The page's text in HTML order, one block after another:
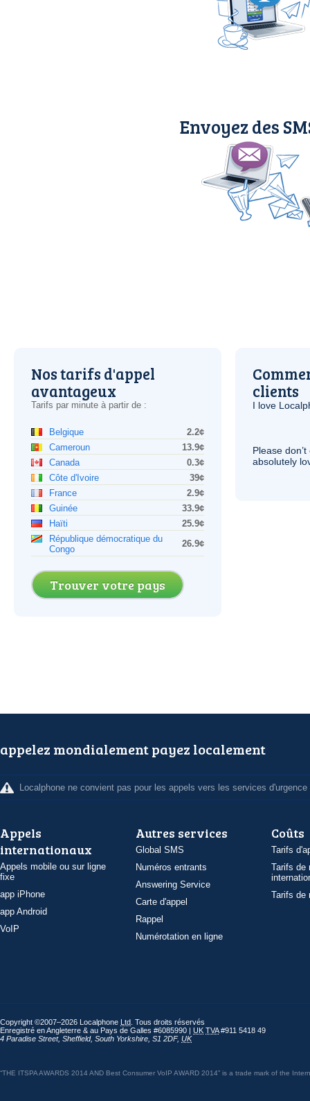
Envoyez des
Nos tarifs d'appel
avantageux
Tarifs par minute à partir de :
Belgique
2.2¢
Cameroun
13.9¢
Canada
0.3¢
Côte d'Ivoire
39¢
France
2.9¢
Guinée
33.9¢
Haïti
25.9¢
République démocratique du
Congo
26.9¢
Trouver votre pays
clients
I love
Please
absolutely
appelez mondialement payez localement
Localphone ne convient pas pour les appels vers les services d'urgence
Appels
internationaux
Appels mobile ou sur ligne
fixe
app iPhone
app Android
VoIP
Autres services
Global SMS
Numéros entrants
Answering Service
Carte d'appel
Rappel
Numérotation en ligne
Coûts
Tarifs
Tarifs de
Tarifs de
Copyright ©2007–2026 Localphone Ltd . Tous droits réservés
Enregistré en Angleterre & au Pays de Galles #6085990 | UK TVA#911 5418 49
4 Paradise Street, Sheffield, South Yorkshire S1 2DF, UK
“THE ITSPA AWARDS 2014 AND Best Consumer VoIP AWARD 2014” is a trade mark of the